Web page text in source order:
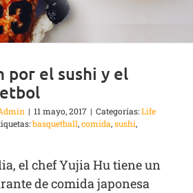
por el sushi y el
| 11 mayo, 2017 | Categorías:Life
basquetball,comida,sushi,
el chef Yujia Hu tiene un
de comida japonesa